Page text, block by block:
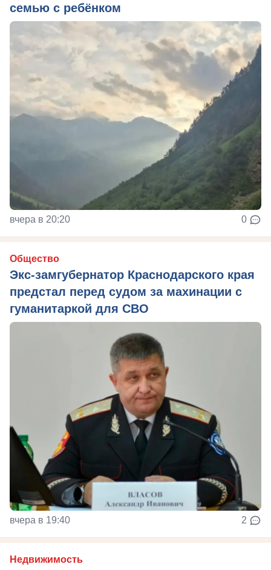
семью с ребёнком
вчера в 20:20 0
Общество
Экс-замгубернатор Краснодарского края
предстал перед судом за махинации с
гуманитаркой для СВО
вчера в 19:40 2
Недвижимость